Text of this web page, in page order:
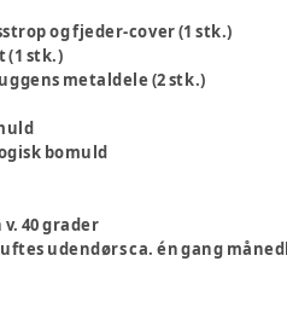
og fjeder-cover (1 stk.)
(1 stk.)
metaldele (2 stk.)
bomuld
40 grader
udendørs ca. én gang